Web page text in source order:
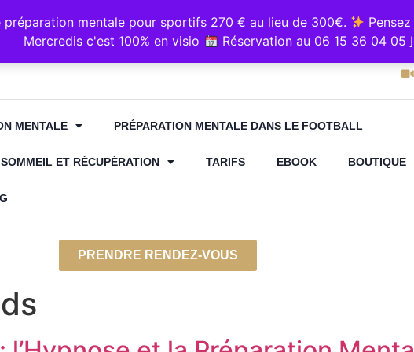
06 15 36 04 05
Cabinet
MENTALE PRÉPARATION MENTALE DANS LE FOOTBALL
SOMMEIL ET RÉCUPÉRATION TARIFS EBOOK BOUTIQUE
PRENDRE RENDEZ-VOUS
préparation mentale pour sportifs 270 € au lieu de 300€.
Mercredis c'est 100% en visio
Réservation au 06 15 36 04 05